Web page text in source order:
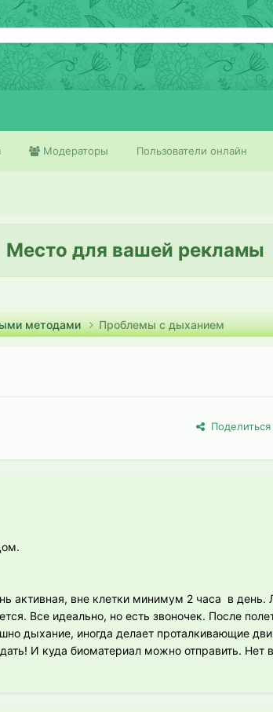
Модераторы Пользователи онлайн
Место для вашей рекламы
методами Проблемы с дыханием
Поделиться
активная, вне клетки минимум 2 часа в день.
Все идеально, но есть звоночек. После
дыхание, иногда делает проталкивающие
И куда биоматериал можно отправить. Нет